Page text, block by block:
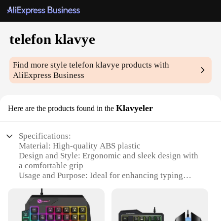
telefon klavye
Find more styletelefon klavye products with
AliExpress Business
Here are the products found in the Klavyeler
Specifications:
Material: High-quality ABS plastic
Design and Style: Ergonomic and sleek design with
a comfortable grip
Usage and Purpose: Ideal for enhancing typing
Typical Adaptive Scenario: Perfect for
professionals, students, and anyone who frequently
uses their smartphone for typing